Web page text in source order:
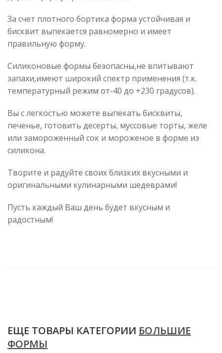
За счет плотного бортика форма устойчивая и
бисквит выпекается равномерно и имеет
правильную форму.
Силиконовые формы безопасны,не впитывают
запахи,имеют широкий спектр применения (т.к.
температурный режим от-40 до +230 градусов).
Вы с легкостью можете выпекать бисквиты,
печенье, готовить десерты, муссовые торты, желе
или замороженный сок и мороженое в форме из
силикона.
Творите и радуйте своих близких вкусными и
оригинальными кулинарными шедеврами!
Пусть каждый Ваш день будет вкусным и
радостным!
ЕЩЕ ТОВАРЫ КАТЕГОРИИ БОЛЬШИЕ
ФОРМЫ